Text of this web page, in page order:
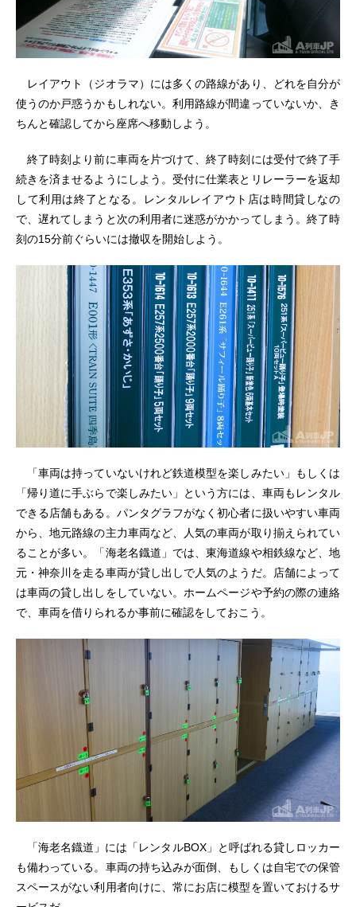
レイアウト（ジオラマ）には多くの路線があり、どれを自分が
使うのか戸惑うかもしれない。利用路線が間違っていないか、き
ちんと確認してから座席へ移動しよう。
終了時刻より前に車両を片づけて、終了時刻には受付で終了手
続きを済ませるようにしよう。受付に仕業表とリレーラーを返却
して利用は終了となる。レンタルレイアウト店は時間貸しなの
で、遅れてしまうと次の利用者に迷惑がかかってしまう。終了時
刻の15分前ぐらいには撤収を開始しよう。
「車両は持っていないけれど鉄道模型を楽しみたい」もしくは
「帰り道に手ぶらで楽しみたい」という方には、車両もレンタル
できる店舗もある。パンタグラフがなく初心者に扱いやすい車両
から、地元路線の主力車両など、人気の車両が取り揃えられてい
ることが多い。「海老名鐡道」では、東海道線や相鉄線など、地
元・神奈川を走る車両が貸し出しで人気のようだ。店舗によって
は車両の貸し出しをしていない。ホームページや予約の際の連絡
で、車両を借りられるか事前に確認をしておこう。
「海老名鐡道」には「レンタルBOX」と呼ばれる貸しロッカー
も備わっている。車両の持ち込みが面倒、もしくは自宅での保管
スペースがない利用者向けに、常にお店に模型を置いておけるサ